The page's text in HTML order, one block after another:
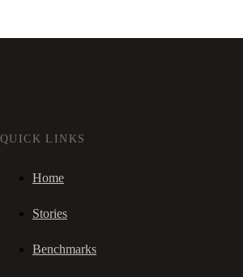
QUICK LINKS
Home
Stories
Benchmarks